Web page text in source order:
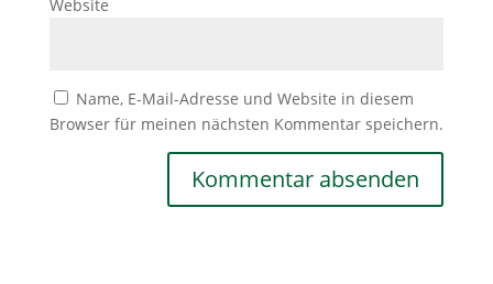
Website
Name, E-Mail-Adresse und Website in diesem
Browser für meinen nächsten Kommentar speichern.